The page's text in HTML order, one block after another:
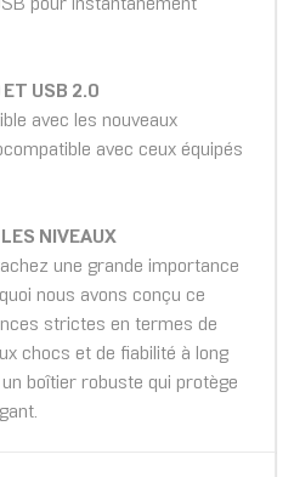
pour instantanément
ET USB 2.0
avec les nouveaux
avec ceux équipés
NIVEAUX
une grande importance
nous avons conçu ce
strictes en termes de
chocs et de fiabilité à long
boîtier robuste qui protège